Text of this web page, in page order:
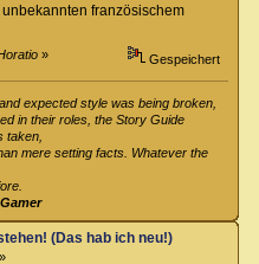
französischem
» Gespeichert
expected style was being broken,
in their roles, the Story Guide
taken,
mere setting facts. Whatever the
(Das hab ich neu!)